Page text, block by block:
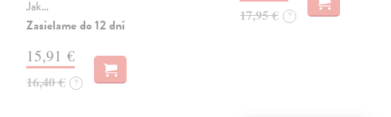
Jak…
Zasielame do 12 dní
15,91 €
16,40 € ?
17,95 € ?